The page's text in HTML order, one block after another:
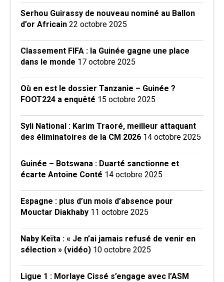
Serhou Guirassy de nouveau nominé au Ballon
d’or Africain 22 octobre 2025
Classement FIFA : la Guinée gagne une place
dans le monde 17 octobre 2025
Où en est le dossier Tanzanie – Guinée ?
FOOT224 a enquêté 15 octobre 2025
Syli National : Karim Traoré, meilleur attaquant
des éliminatoires de la CM 2026 14 octobre 2025
Guinée – Botswana : Duarté sanctionne et
écarte Antoine Conté 14 octobre 2025
Espagne : plus d’un mois d’absence pour
Mouctar Diakhaby 11 octobre 2025
Naby Keïta : « Je n’ai jamais refusé de venir en
sélection » (vidéo) 10 octobre 2025
Ligue 1 : Morlaye Cissé s’engage avec l’ASM